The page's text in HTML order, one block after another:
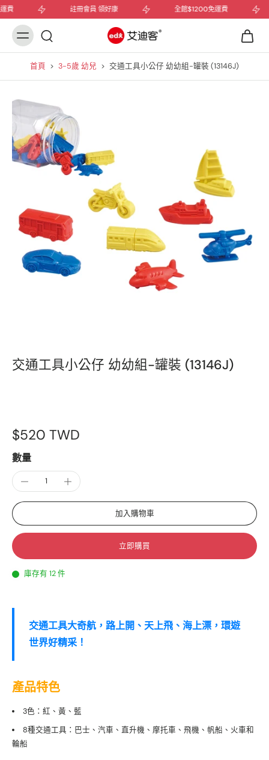
費 註冊會員 領好康 全館$1200免運費
首頁 > 3-5歲 幼兒 > 交通工具小公仔 幼幼組-罐裝 (13146J)
交通工具小公仔 幼幼組-罐裝 (13146J)
$520 TWD
數量
加入購物車
立即購買
庫存有 12 件
交通工具大奇航，路上開、天上飛、海上漂，環遊
世界好精采！
產品特色
3色：紅、黃、藍
8種交通工具：巴士、汽車、直升機、摩托車、飛機、帆船、火車和
輪船